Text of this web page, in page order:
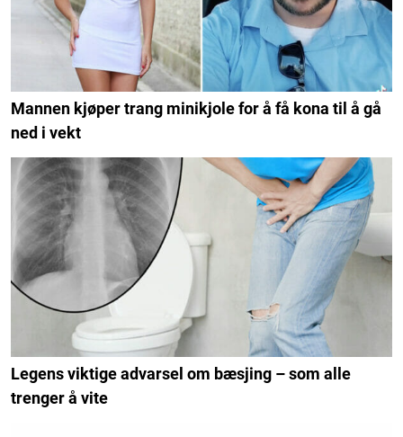
Mannen kjøper trang minikjole for å få kona til å gå
ned i vekt
Legens viktige advarsel om bæsjing – som alle
trenger å vite